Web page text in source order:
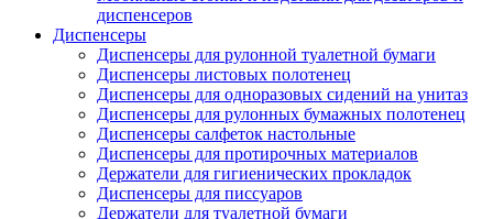
диспенсеров
Диспенсеры
Диспенсеры для рулонной туалетной бумаги
Диспенсеры листовых полотенец
Диспенсеры для одноразовых сидений на унитаз
Диспенсеры для рулонных бумажных полотенец
Диспенсеры салфеток настольные
Диспенсеры для протирочных материалов
Держатели для гигиенических прокладок
Диспенсеры для писсуаров
Держатели для туалетной бумаги